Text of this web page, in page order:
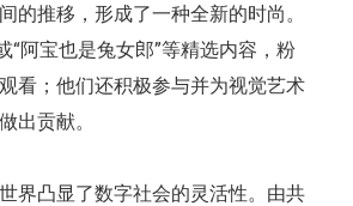
的推移，形成了一种全新的时尚。
“阿宝也是兔女郎”等精选内容，粉
看；他们还积极参与并为视觉艺术
出贡献。
界凸显了数字社会的灵活性。由共